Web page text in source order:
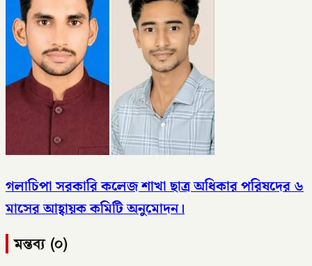
গলাচিপা সরকারি কলেজ শাখা ছাত্র অধিকার পরিষদের ৬
মাসের আহ্বায়ক কমিটি অনুমোদন।
মন্তব্য (০)